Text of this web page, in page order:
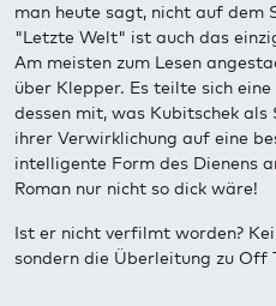
man heute sagt, nicht auf dem
"Letzte Welt" ist auch das
Am meisten zum Lesen
über Klepper. Es teilte sich
dessen mit, was Kubitschek
ihrer Verwirklichung auf eine
intelligente Form des Dienens
Roman nur nicht so dick wäre!
Ist er nicht verfilmt worden?
sondern die Überleitung zu